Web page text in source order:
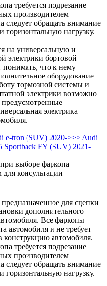
требуется подрезание
производителем
следует обращать внимание
горизонтальную нагрузку.
на универсальную и
электрики бортовой
понимать, что к нему
оборудование.
тормозной системы и
электрики возможно
предусмотренные
электрика
e-tron (SUV) 2020->>> Audi
Sportback FY (SUV) 2021-
выборе фаркопа
консультации
для сцепки
дополнительного
Все фаркопы
автомобиля и не требует
конструкцию автомобиля.
требуется подрезание
производителем
следует обращать внимание
горизонтальную нагрузку.